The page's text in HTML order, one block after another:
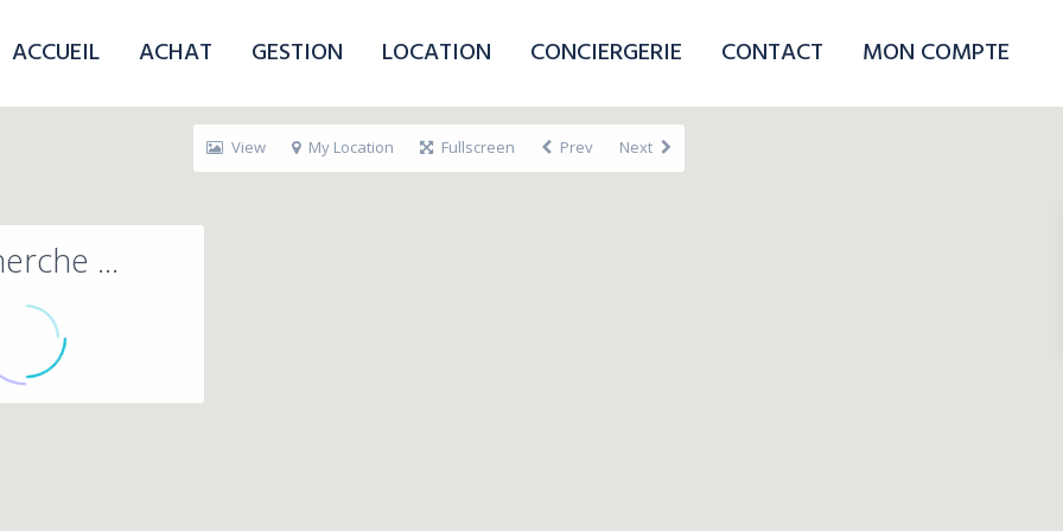
ACCUEIL ACHAT GESTION LOCATION CONCIERGERIE CONTACT MON COMPTE
...
View My Location Fullscreen Prev Next